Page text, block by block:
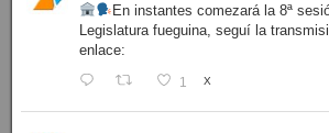
En instantes comezará la 8ª
Legislatura fueguina, seguí la
enlace:
1 X